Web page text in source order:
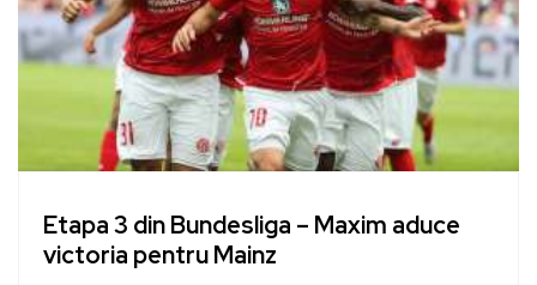
Etapa 3 din Bundesliga – Maxim aduce
victoria pentru Mainz